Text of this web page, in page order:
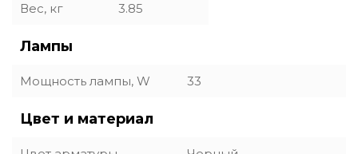
Вес, кг 3.85
Лампы
Мощность лампы, W 33
Цвет и материал